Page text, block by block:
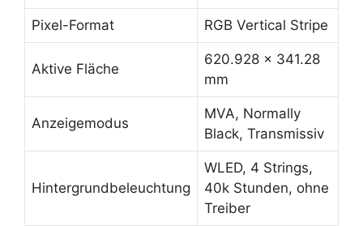
Pixel-Format RGB Vertical Stripe
Aktive Fläche
620.928 x 341.28
mm
Anzeigemodus
MVA, Normally
Black, Transmissiv
Hintergrundbeleuchtung
WLED, 4 Strings,
40k Stunden, ohne
Treiber